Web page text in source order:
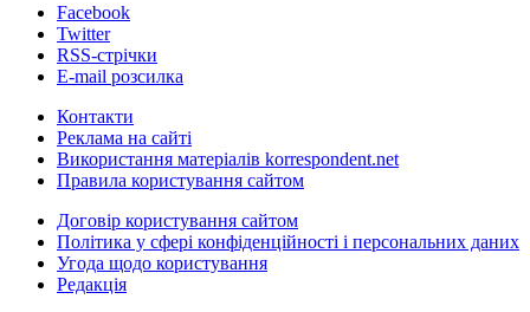
Facebook
Twitter
RSS-стрічки
E-mail розсилка
Контакти
Реклама на сайті
Використання матеріалів korrespondent.net
Правила користування сайтом
Договір користування сайтом
Політика у сфері конфіденційності і персональних даних
Угода щодо користування
Редакція